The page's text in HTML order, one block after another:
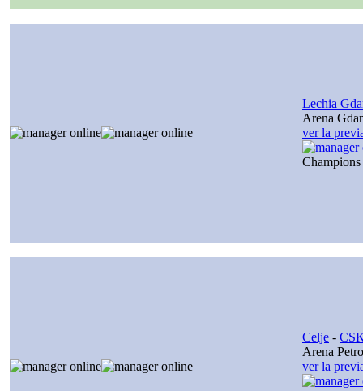
Lechia
Arena
ver la
Celje -
Arena
ver la